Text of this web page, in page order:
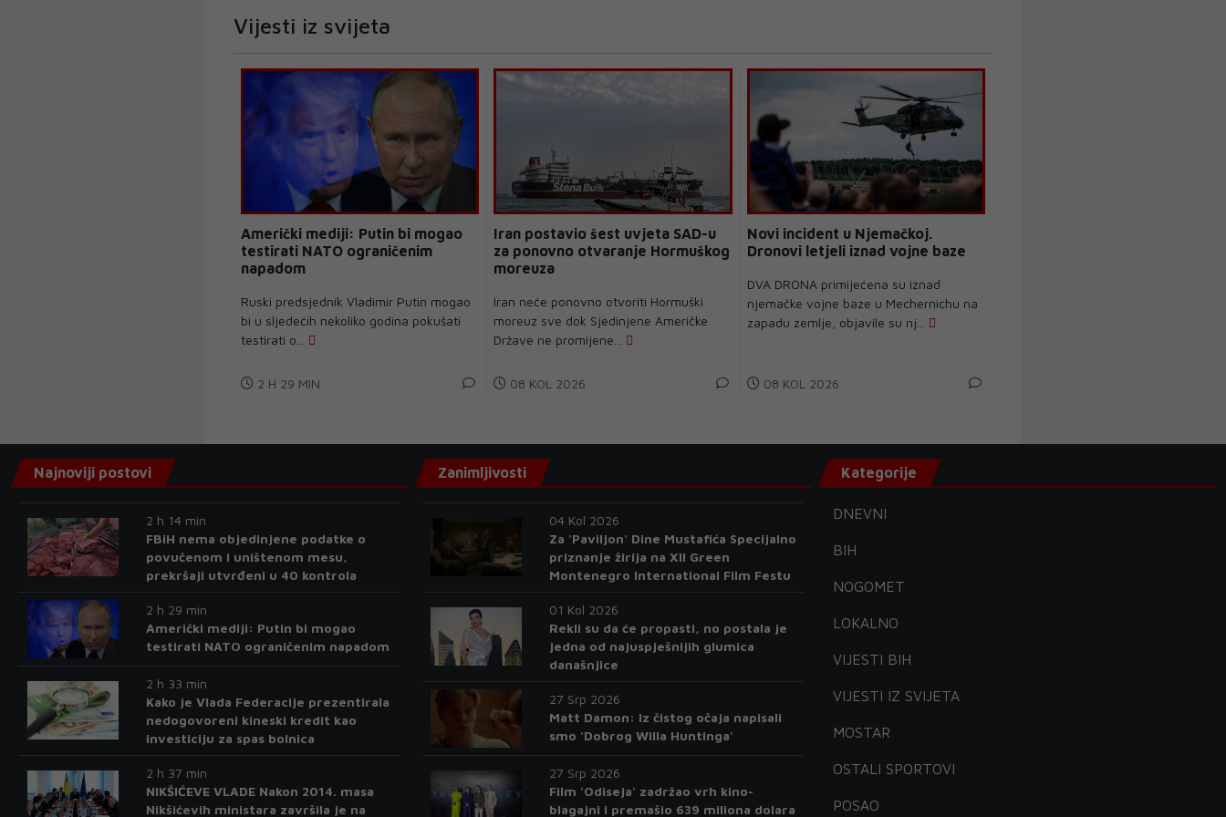
Vijesti iz svijeta
Američki mediji: Putin bi mogao
testirati NATO ograničenim
napadom
Ruski predsjednik Vladimir Putin mogao
bi u sljedećih nekoliko godina pokušati
testirati o...
2 H 29 MIN
Iran postavio šest uvjeta SAD-u
za ponovno otvaranje Hormuškog
moreuza
Iran neće ponovno otvoriti Hormuški
moreuz sve dok Sjedinjene Američke
Države ne promijene...
08 KOL 2026
Novi incident u Njemačkoj.
Dronovi letjeli iznad vojne baze
DVA DRONA primijećena su iznad
njemačke vojne baze u Mechernichu na
zapadu zemlje, objavile su nj...
08 KOL 2026
Najnoviji postovi
2 h 14 min
FBiH nema objedinjene podatke o
povučenom i uništenom mesu,
prekršaji utvrđeni u 40 kontrola
2 h 29 min
Američki mediji: Putin bi mogao
testirati NATO ograničenim napadom
2 h 33 min
Kako je Vlada Federacije prezentirala
nedogovoreni kineski kredit kao
investiciju za spas bolnica
2 h 37 min
NIKŠIĆEVE VLADE Nakon 2014. masa
Nikšićevih ministara završila je na
Zanimljivosti
04 Kol 2026
Za 'Paviljon' Dine Mustafića Specijalno
priznanje žirija na XII Green
Montenegro International Film Festu
01 Kol 2026
Rekli su da će propasti, no postala je
jedna od najuspješnijih glumica
današnjice
27 Srp 2026
Matt Damon: Iz čistog očaja napisali
smo 'Dobrog Willa Huntinga'
27 Srp 2026
Film 'Odiseja' zadržao vrh kino-
blagajni i premašio 639 miliona dolara
Kategorije
DNEVNI
BIH
NOGOMET
LOKALNO
VIJESTI BIH
VIJESTI IZ SVIJETA
MOSTAR
OSTALI SPORTOVI
POSAO